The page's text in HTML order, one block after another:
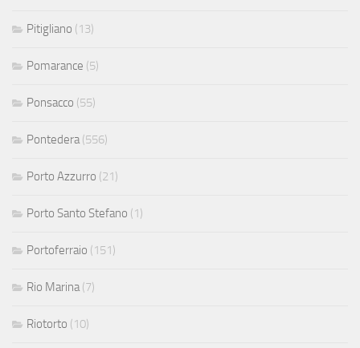
Pitigliano (13)
Pomarance (5)
Ponsacco (55)
Pontedera (556)
Porto Azzurro (21)
Porto Santo Stefano (1)
Portoferraio (151)
Rio Marina (7)
Riotorto (10)